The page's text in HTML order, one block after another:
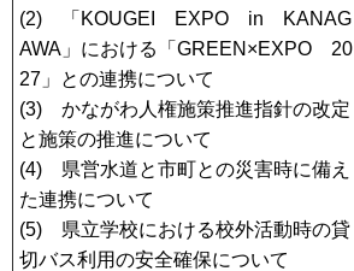
(2) 「KOUGEI EXPO in KANAG
AWA」における「GREEN×EXPO 20
27」との連携について
(3) かながわ人権施策推進指針の改定
と施策の推進について
(4) 県営水道と市町との災害時に備え
た連携について
(5) 県立学校における校外活動時の貸
切バス利用の安全確保について